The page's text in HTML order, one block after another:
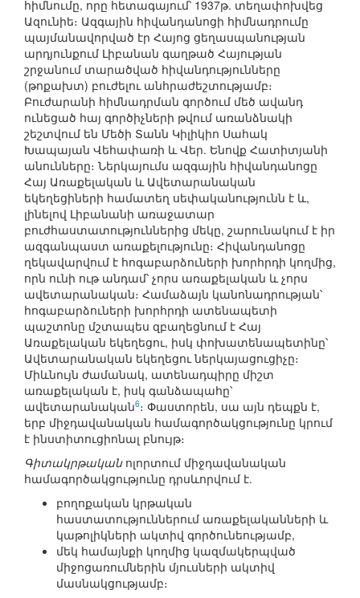
հիմնումը, որը հետագայում՝ 1937թ. տեղափոխվեց
Ազունիե։ Ազգային հիվանդանոցի հիմնադրումը
պայմանավորված էր Հայոց ցեղասպանության
արդյունքում Լիբանան գաղթած Հայության
շրջանում տարածված հիվանդությունները
(թոքախտ) բուժելու անհրաժեշտությամբ։
Բուժարանի հիմնադրման գործում մեծ ավանդ
ունեցած հայ գործիչների թվում առանձնակի
շեշտվում են Մեծի Տանն Կիլիկիո Սահակ
Խապայան Վեհափառի և Վեր. Ենովք Հատիտյանի
անունները։ Ներկայումս ազգային հիվանդանոցը
Հայ Առաքելական և Ավետարանական
եկեղեցիների համատեղ սեփականությունն է և,
լինելով Լիբանանի առաջատար
բուժհաստատություններից մեկը, շարունակում է իր
ազգանպաստ առաքելությունը։ Հիվանդանոցը
ղեկավարվում է հոգաբարձուների խորհրդի կողմից,
որն ունի ութ անդամ՝ չորս առաքելական և չորս
ավետարանական։ Համաձայն կանոնադրության՝
հոգաբարձուների խորհրդի ատենապետի
պաշտոնը մշտապես զբաղեցնում է Հայ
Առաքելական եկեղեցու, իսկ փոխատենապետինը՝
Ավետարանական եկեղեցու ներկայացուցիչը։
Միևնույն ժամանակ, ատենադպիրը միշտ
առաքելական է, իսկ գանձապահը՝
ավետարանական6։ Փաստորեն, սա այն դեպքն է,
երբ միջդավանական համագործակցությունը կրում
է ինստիտուցիոնալ բնույթ։
Գիտակրթականոլորտում միջդավանական
համագործակցությունը դրսևորվում է.
բողոքական կրթական
հաստատություններում առաքելականների և
կաթոլիկների ակտիվ գործունեությամբ,
մեկ համայնքի կողմից կազմակերպված
միջոցառումներին մյուսների ակտիվ
մասնակցությամբ։